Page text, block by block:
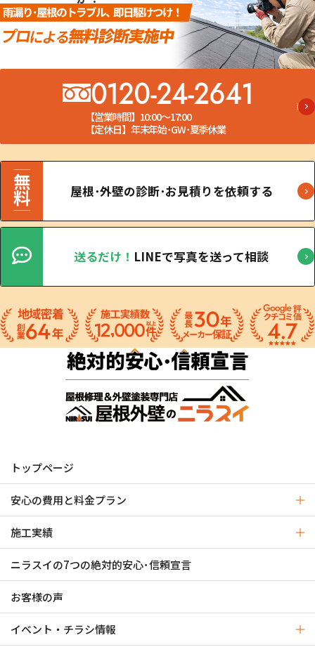
0120-24-2641
【営業時間】10:00～17:00
【定休日】年末年始･GW･夏季休業
屋根･外壁の診断･お見積りを依頼する
送るだけ！ LINEで写真を送って相談
トップページ
安心の費用と料金プラン
施工実績
ニラスイの7つの絶対的安心･信頼宣言
お客様の声
イベント・チラシ情報